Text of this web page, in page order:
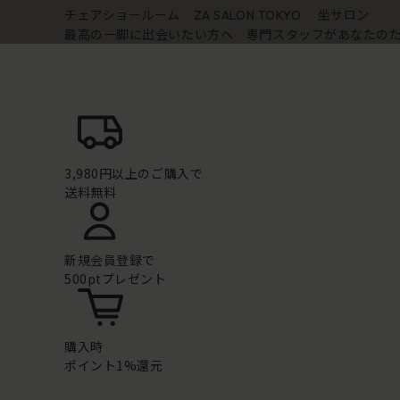
チェアショールーム ZA SALON TOKYO
坐サロン
最高の一脚に出会いたい方へ 専門スタッフがあなたの
3,980円以上のご購入で
送料無料
新規会員登録で
500ptプレゼント
購入時
ポイント1%還元